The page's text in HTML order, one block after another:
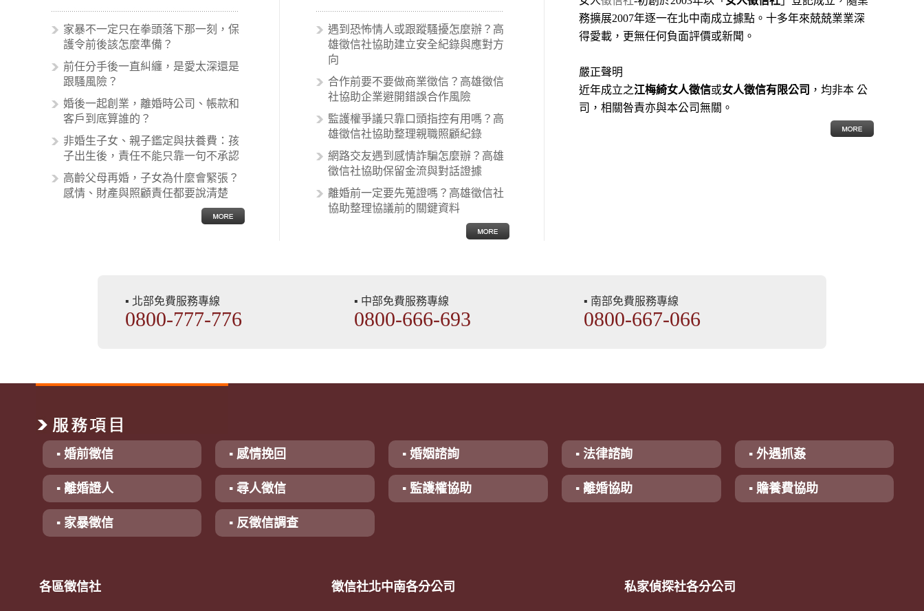
生未盡告知義務、醫療處置疏失、手
術疏失、術後照顧失當、醫療費用的
收取。雖然醫學進步，但醫生與病患
案例中最後都走向訴訟流程，我們如
果不幸遇到相關醫療糾紛時究竟該怎
麼處理呢？醫療糾紛相關的內容其實
非常多，有些案例…
家暴不一定只在拳頭落下那一刻，保
護令前後該怎麼準備？
前任分手後一直糾纏，是愛太深還是
跟騷風險？
婚後一起創業，離婚時公司、帳款和
客戶到底算誰的？
非婚生子女、親子鑑定與扶養費：孩
子出生後，責任不能只靠一句不承認
高齡父母再婚，子女為什麼會緊張？
感情、財產與照顧責任都要說清楚
事蹟和政策產生狂熱崇拜，形成偏執
的狀況，所以沙文主義後來就被拿來
暗指偏見和歧視，而且有沙文主義傾
向的人，通常對於自己的國家和民族
國家的人，所以沙文主義也廣泛應用
在種族歧視的說法，甚至還出現了男
性沙文…
遇到恐怖情人或跟蹤騷擾怎麼辦？高
雄徵信社協助建立安全紀錄與應對方
向
合作前要不要做商業徵信？高雄徵信
社協助企業避開錯誤合作風險
監護權爭議只靠口頭指控有用嗎？高
雄徵信社協助整理親職照顧紀錄
網路交友遇到感情詐騙怎麼辦？高雄
徵信社協助保留金流與對話證據
離婚前一定要先蒐證嗎？高雄徵信社
協助整理協議前的關鍵資料
務擴展2007年逐一在北中南成立據點。十多年來兢兢業業深
得愛載，更無任何負面評價或新聞。
嚴正聲明
近年成立之江梅綺女人徵信或女人徵信有限公司 ，均非本 公
司，相關咎責亦與本公司無關。
▪ 北部免費服務專線
0800-777-776
▪ 中部免費服務專線
0800-666-693
▪ 南部免費服務專線
0800-667-066
▪ 婚前徵信 ▪ 感情挽回 ▪ 婚姻諮詢 ▪ 法律諮詢 ▪ 外遇抓姦
▪ 離婚證人 ▪ 尋人徵信 ▪ 監護權協助 ▪ 離婚協助 ▪ 贍養費協助
▪ 家暴徵信 ▪ 反徵信調查
各區徵信社 徵信社北中南各分公司 私家偵探社各分公司